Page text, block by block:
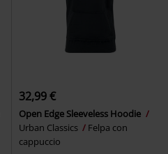
32,99 €
Open Edge Sleeveless Hoodie
Urban Classics
Felpa con
cappuccio